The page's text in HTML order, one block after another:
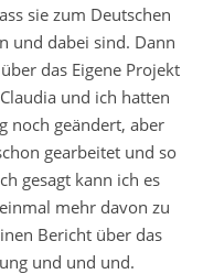
sie zum Deutschen
und dabei sind. Dann
das Eigene Projekt
und ich hatten
noch geändert, aber
gearbeitet und so
gesagt kann ich es
mehr davon zu
Bericht über das
und und und.